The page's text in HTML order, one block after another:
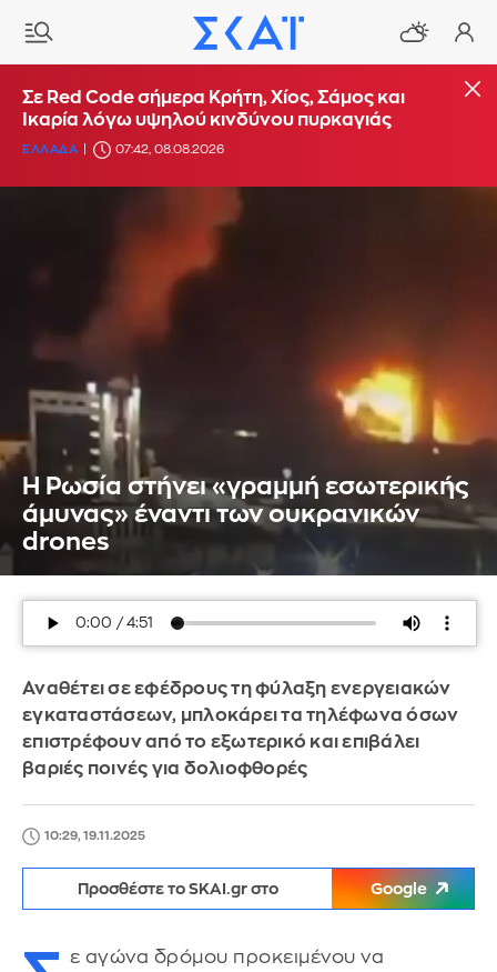
Σε Red Code σήμερα Κρήτη, Χίος, Σάμος και
Ικαρία λόγω υψηλού κινδύνου πυρκαγιάς
ΕΛΛΑΔΑ 07:42, 08.08.2026
Η Ρωσία στήνει «γραμμή εσωτερικής
άμυνας» έναντι των ουκρανικών
drones
Αναθέτει σε εφέδρους τη φύλαξη ενεργειακών
εγκαταστάσεων, μπλοκάρει τα τηλέφωνα όσων
επιστρέφουν από το εξωτερικό και επιβάλει
βαριές ποινές για δολιοφθορές
10:29, 19.11.2025
Προσθέστε το SKAI.gr στο Google
ε αγώνα δρόμου προκειμένου να